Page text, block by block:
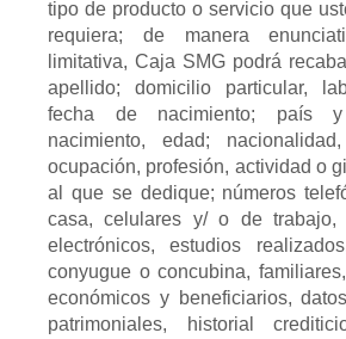
tipo de producto o servicio que
requiera; de manera
limitativa, Caja SMG podrá
apellido; domicilio particular,
fecha de nacimiento; país
nacimiento, edad;
ocupación, profesión, actividad o
al que se dedique; números
casa, celulares y/ o de trabajo,
electrónicos, estudios
conyugue o concubina,
económicos y beneficiarios,
patrimoniales, historial